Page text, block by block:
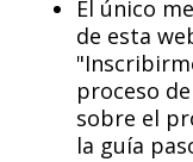
El único
de esta
proceso
sobre el
la guía